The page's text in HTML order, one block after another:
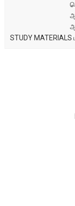
STUDY MATERIALS